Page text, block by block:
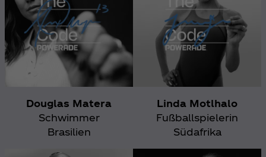
Douglas Matera
Schwimmer
Brasilien
Linda Motlhalo
Fußballspielerin
Südafrika